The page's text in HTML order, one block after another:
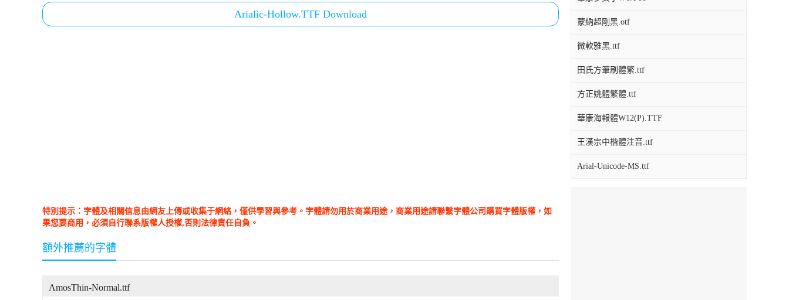
蒙納超剛黑.otf
微軟雅黑.ttf
田氏方筆刷體繁.ttf
方正姚體繁體.ttf
華康海報體W12(P).TTF
王漢宗中楷體注音.ttf
Arial-Unicode-MS.ttf
Arialic-Hollow.TTF Download
特別提示：字體及相關信息由網友上傳或收集于網絡，僅供學習與參考。字體請勿用於商業用途，商業用途請聯繫字體公司購買字體版權，如
果您要商用，必須自行聯系版權人授權,否則法律責任自負。
額外推薦的字體
AmosThin-Normal.ttf